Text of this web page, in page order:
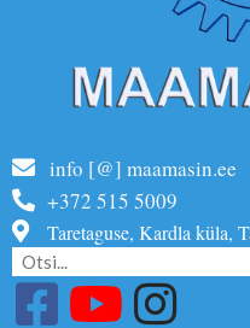
info [@] maamasin.ee
+372 515 5009
Taretaguse, Kardla küla,